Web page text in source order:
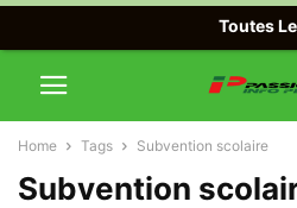
Home Tags Subvention scolaire
Subvention
Toutes